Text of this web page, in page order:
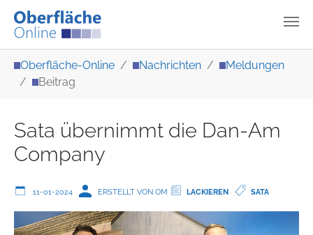
Oberfläche-Online Nachrichten
Meldungen
Beitrag
Sata übernimmt die Dan-Am
Company
11-01-2024 ERSTELLT VON OM LACKIEREN SATA